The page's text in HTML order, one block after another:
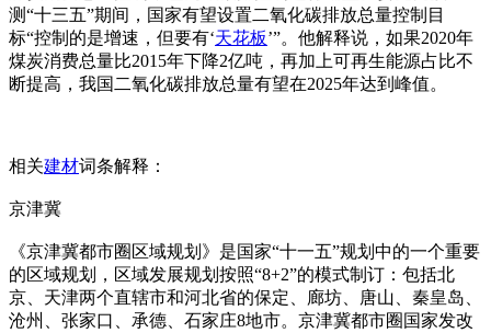
测“十三五”期间，国家有望设置二氧化碳排放总量控制目
标“控制的是增速，但要有‘天花板’”。他解释说，如果2020年
煤炭消费总量比2015年下降2亿吨，再加上可再生能源占比不
断提高，我国二氧化碳排放总量有望在2025年达到峰值。
相关建材词条解释：
京津冀
《京津冀都市圈区域规划》是国家“十一五”规划中的一个重要
的区域规划，区域发展规划按照“8+2”的模式制订：包括北
京、天津两个直辖市和河北省的保定、廊坊、唐山、秦皇岛、
沧州、张家口、承德、石家庄8地市。京津冀都市圈国家发改